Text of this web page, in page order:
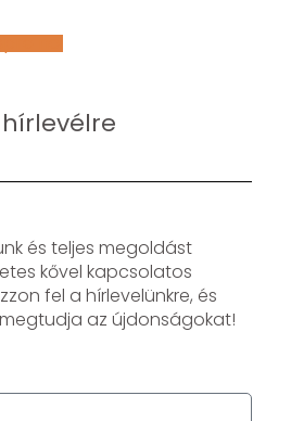
noi
és teljes megoldást
kővel kapcsolatos
fel a hírlevelünkre, és
az újdonságokat!